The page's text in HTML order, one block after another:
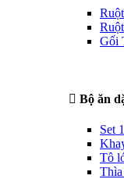
Gối
Bộ ăn
Set
Tô
Thìa